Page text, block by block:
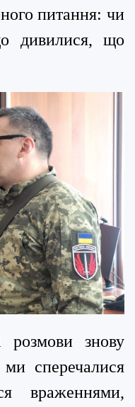
питання: чи
дивилися, що
знову
сперечалися
враженнями,